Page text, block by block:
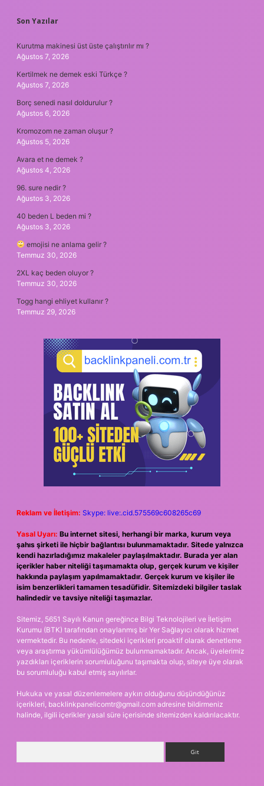
SIDEBAR
Son Yazılar
Kurutma makinesi üst üste çalıştırılır mı ?
Ağustos 7, 2026
Kertilmek ne demek eski Türkçe ?
Ağustos 7, 2026
Borç senedi nasıl doldurulur ?
Ağustos 6, 2026
Kromozom ne zaman oluşur ?
Ağustos 5, 2026
Avara et ne demek ?
Ağustos 4, 2026
96. sure nedir ?
Ağustos 3, 2026
40 beden L beden mi ?
Ağustos 3, 2026
emojisi ne anlama gelir ?
Temmuz 30, 2026
2XL kaç beden oluyor ?
Temmuz 30, 2026
Togg hangi ehliyet kullanır ?
Temmuz 29, 2026
Reklam ve İletişim: Skype: live:.cid.575569c608265c69
Yasal Uyarı: Bu internet sitesi, herhangi bir marka, kurum veya
şahıs şirketi ile hiçbir bağlantısı bulunmamaktadır. Sitede yalnızca
kendi hazırladığımız makaleler paylaşılmaktadır. Burada yer alan
içerikler haber niteliği taşımamakta olup, gerçek kurum ve kişiler
hakkında paylaşım yapılmamaktadır. Gerçek kurum ve kişiler ile
isim benzerlikleri tamamen tesadüfidir. Sitemizdeki bilgiler taslak
halindedir ve tavsiye niteliği taşımazlar.
Sitemiz, 5651 Sayılı Kanun gereğince Bilgi Teknolojileri ve İletişim
Kurumu (BTK) tarafından onaylanmış bir Yer Sağlayıcı olarak hizmet
vermektedir. Bu nedenle, sitedeki içerikleri proaktif olarak denetleme
veya araştırma yükümlülüğümüz bulunmamaktadır. Ancak, üyelerimiz
yazdıkları içeriklerin sorumluluğunu taşımakta olup, siteye üye olarak
bu sorumluluğu kabul etmiş sayılırlar.
Hukuka ve yasal düzenlemelere aykırı olduğunu düşündüğünüz
içerikleri, backlinkpanelicomtr@gmail.com adresine bildirmeniz
halinde, ilgili içerikler yasal süre içerisinde sitemizden kaldırılacaktır.